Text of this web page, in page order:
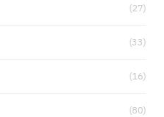
(27)
(33)
(16)
(80)